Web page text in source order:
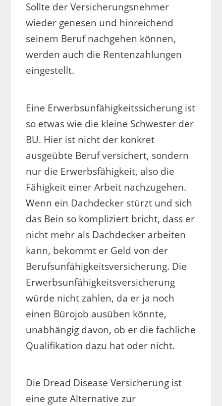
Sollte der Versicherungsnehmer
wieder genesen und hinreichend
seinem Beruf nachgehen können,
werden auch die Rentenzahlungen
eingestellt.
Eine Erwerbsunfähigkeitssicherung ist
so etwas wie die kleine Schwester der
BU. Hier ist nicht der konkret
ausgeübte Beruf versichert, sondern
nur die Erwerbsfähigkeit, also die
Fähigkeit einer Arbeit nachzugehen.
Wenn ein Dachdecker stürzt und sich
das Bein so kompliziert bricht, dass er
nicht mehr als Dachdecker arbeiten
kann, bekommt er Geld von der
Berufsunfähigkeitsversicherung. Die
Erwerbsunfähigkeitsversicherung
würde nicht zahlen, da er ja noch
einen Bürojob ausüben könnte,
unabhängig davon, ob er die fachliche
Qualifikation dazu hat oder nicht.
Die Dread Disease Versicherung ist
eine gute Alternative zur